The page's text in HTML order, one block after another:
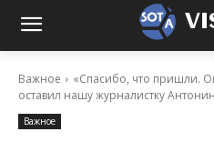
Важное
«Спасибо, что пришли.
оставил нашу журналистку
Важное